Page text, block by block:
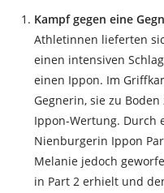
Kampf gegen eine
Athletinnen lieferten
einen intensiven
einen Ippon. Im
Gegnerin, sie zu
Ippon-Wertung. Durch
Nienburgerin Ippon
Melanie jedoch
in Part 2 erhielt und